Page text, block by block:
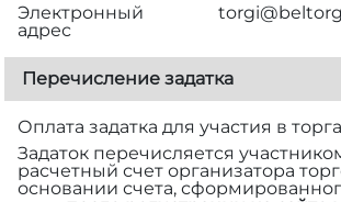
Электронный
адрес
Перечисление задатка
Оплата задатка для участия в
Задаток перечисляется
расчетный счет организатора
основании счета,